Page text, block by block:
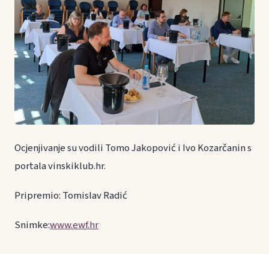
Ocjenjivanje su vodili Tomo Jakopović i Ivo Kozarčanin s
portala vinskiklub.hr.
Pripremio: Tomislav Radić
Snimke:www.ewf.hr